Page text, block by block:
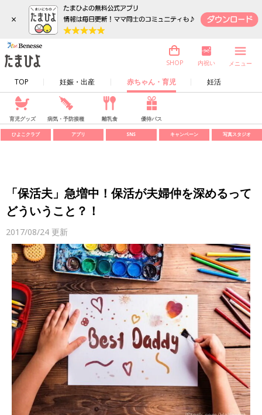
×
TOP 妊娠・出産 赤ちゃん・育児 妊活
SHOP 内祝い メニュー
育児グッズ 病気・予防接種 離乳食 優待パス
ひよこクラブ アプリ SNS キャンペーン 写真スタジオ
「保活夫」急増中！保活が夫婦仲を深めるって
どういうこと？！
2017/08/24 更新